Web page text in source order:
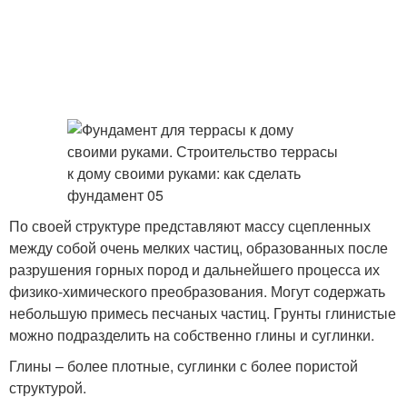
По своей структуре представляют массу сцепленных
между собой очень мелких частиц, образованных после
разрушения горных пород и дальнейшего процесса их
физико-химического преобразования. Могут содержать
небольшую примесь песчаных частиц. Грунты глинистые
можно подразделить на собственно глины и суглинки.
Глины – более плотные, суглинки с более пористой
структурой.